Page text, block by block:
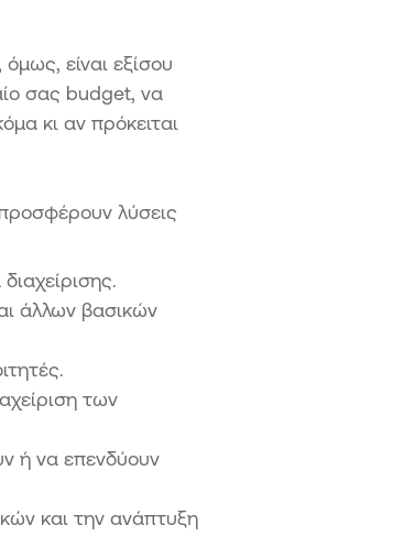
είναι εξίσου
σας budget, να
κι αν πρόκειται
λύσεις
άλλων βασικών
των
ή να επενδύουν
και την ανάπτυξη